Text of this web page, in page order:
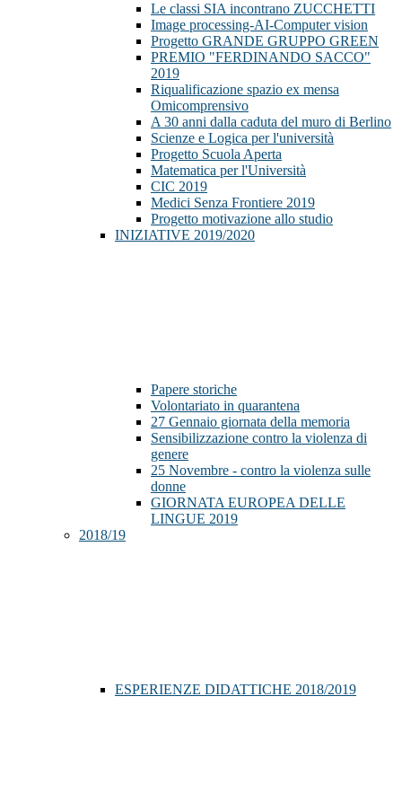
Le classi SIA incontrano ZUCCHETTI
Image processing-AI-Computer vision
Progetto GRANDE GRUPPO GREEN
PREMIO "FERDINANDO SACCO"
2019
Riqualificazione spazio ex mensa
Omicomprensivo
A 30 anni dalla caduta del muro di Berlino
Scienze e Logica per l'università
Progetto Scuola Aperta
Matematica per l'Università
CIC 2019
Medici Senza Frontiere 2019
Progetto motivazione allo studio
INIZIATIVE 2019/2020
Papere storiche
Volontariato in quarantena
27 Gennaio giornata della memoria
Sensibilizzazione contro la violenza di
genere
25 Novembre - contro la violenza sulle
donne
GIORNATA EUROPEA DELLE
LINGUE 2019
2018/19
ESPERIENZE DIDATTICHE 2018/2019